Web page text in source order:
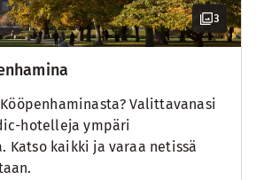
3
Valittavanasi
hotelleja ympäri
Katso kaikki ja varaa netissä